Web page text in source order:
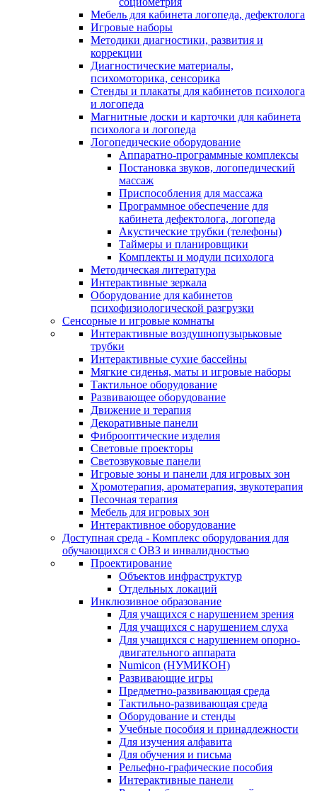
Мебель для кабинета логопеда, дефектолога
Игровые наборы
Методики диагностики, развития и
коррекции
Диагностические материалы,
психомоторика, сенсорика
Стенды и плакаты для кабинетов психолога
и логопеда
Магнитные доски и карточки для кабинета
психолога и логопеда
Логопедические оборудование
Аппаратно-программные комплексы
Постановка звуков, логопедический
массаж
Приспособления для массажа
Программное обеспечение для
кабинета дефектолога, логопеда
Акустические трубки (телефоны)
Таймеры и планировщики
Комплекты и модули психолога
Методическая литература
Интерактивные зеркала
Оборудование для кабинетов
психофизиологической разгрузки
Сенсорные и игровые комнаты
Интерактивные воздушнопузырьковые
трубки
Интерактивные сухие бассейны
Мягкие сиденья, маты и игровые наборы
Тактильное оборудование
Развивающее оборудование
Движение и терапия
Декоративные панели
Фиброоптические изделия
Световые проекторы
Светозвуковые панели
Игровые зоны и панели для игровых зон
Хромотерапия, ароматерапия, звукотерапия
Песочная терапия
Мебель для игровых зон
Интерактивное оборудование
Доступная среда - Комплекс оборудования для
обучающихся с ОВЗ и инвалидностью
Проектирование
Объектов инфраструктур
Отдельных локаций
Инклюзивное образование
Для учащихся с нарушением зрения
Для учащихся с нарушением слуха
Для учащихся с нарушением опорно-
двигательного аппарата
Numicon (НУМИКОН)
Развивающие игры
Предметно-развивающая среда
Тактильно-развивающая среда
Оборудование и стенды
Учебные пособия и принадлежности
Для изучения алфавита
Для обучения и письма
Рельефно-графические пособия
Интерактивные панели